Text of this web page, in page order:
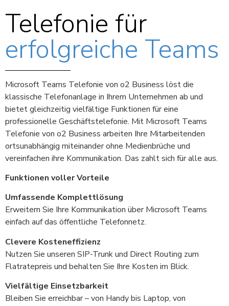
Telefonie für
erfolgreiche Teams
Microsoft Teams Telefonie von o2 Business löst die
klassische Telefonanlage in Ihrem Unternehmen ab und
bietet gleichzeitig vielfältige Funktionen für eine
professionelle Geschäftstelefonie. Mit Microsoft Teams
Telefonie von o2 Business arbeiten Ihre Mitarbeitenden
ortsunabhängig miteinander ohne Medienbrüche und
vereinfachen ihre Kommunikation. Das zahlt sich für alle aus.
Funktionen voller Vorteile
Umfassende Komplettlösung
Erweitern Sie Ihre Kommunikation über Microsoft Teams
einfach auf das öffentliche Telefonnetz.
Clevere Kosteneffizienz
Nutzen Sie unseren SIP-Trunk und Direct Routing zum
Flatratepreis und behalten Sie Ihre Kosten im Blick.
Vielfältige Einsetzbarkeit
Bleiben Sie erreichbar – von Handy bis Laptop, von